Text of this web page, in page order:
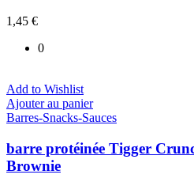
1,45 €
0
Add to Wishlist
Ajouter au panier
Barres-Snacks-Sauces
barre protéinée Tigger
Brownie